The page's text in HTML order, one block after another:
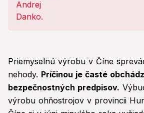
Priemyselnú výrobu v Číne
nehody. Príčinou je časté
bezpečnostných predpisov.
výrobu ohňostrojov v provincii